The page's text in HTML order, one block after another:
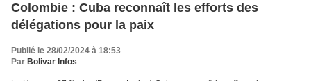
Colombie : Cuba reconnaît les efforts des
délégations pour la paix
Publié le 28/02/2024 à 18:53
Par Bolivar Infos